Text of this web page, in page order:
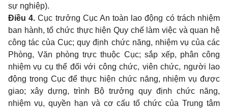
sự nghiệp).
Điều 4. Cục trưởng Cục An toàn lao động có trách nhiệm
ban hành, tổ chức thực hiện Quy chế làm việc và quan hệ
công tác của Cục; quy định chức năng, nhiệm vụ của các
Phòng, Văn phòng trực thuộc Cục; sắp xếp, phân công
nhiệm vụ cụ thể đối với công chức, viên chức, người lao
động trong Cục để thực hiện chức năng, nhiệm vụ được
giao; xây dựng, trình Bộ trưởng quy định chức năng,
nhiệm vụ, quyền hạn và cơ cấu tổ chức của Trung tâm